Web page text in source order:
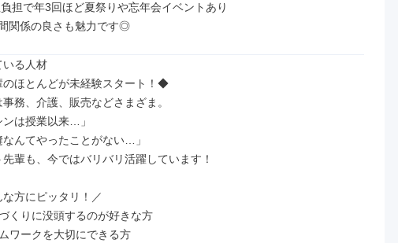
担で年3回ほど夏祭りや忘年会イベントあり
関係の良さも魅力です◎
いる人材
ほとんどが未経験スタート！◆
務、介護、販売などさまざま。
ンは授業以来…」
なんてやったことがない…」
先輩も、今ではバリバリ活躍しています！
な方にピッタリ！／
くりに没頭するのが好きな方
ワークを大切にできる方